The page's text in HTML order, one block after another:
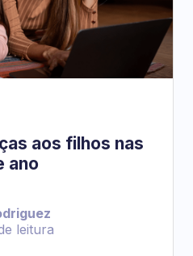
aos filhos nas
ano
leitura